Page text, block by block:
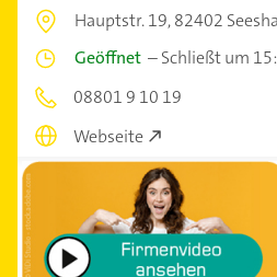
Hauptstr. 19,82402
Geöffnet –Schließt um
08801 9 10 19
Webseite